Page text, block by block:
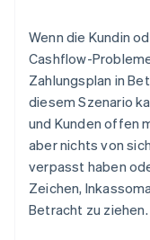
Wenn die Kundin
Cashflow-
Zahlungsplan in
diesem Szenario
und Kunden offen
aber nichts von
verpasst haben
Zeichen,
Betracht zu ziehen.